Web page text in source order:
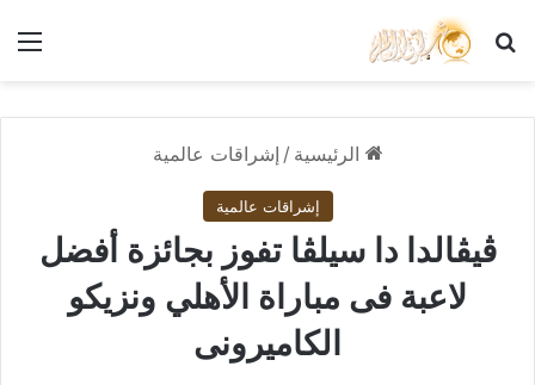
بحث عن
الرئيسية / إشراقات عالمية
إشراقات عالمية
ڤيڤالدا دا سيلڤا تفوز بجائزة أفضل
لاعبة فى مباراة الأهلي ونزيكو
الكاميرونى